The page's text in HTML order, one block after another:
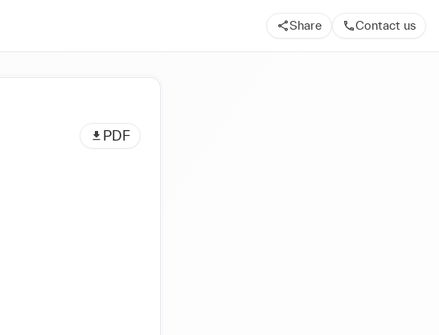
Share Contact us
PDF